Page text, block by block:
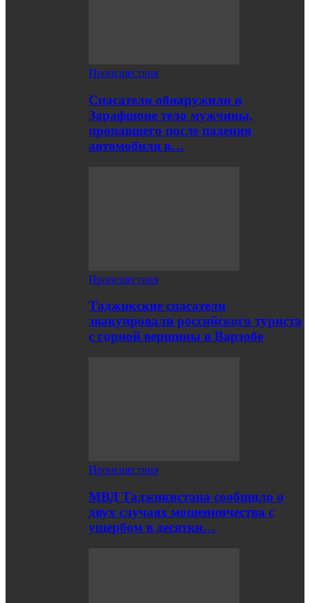
Происшествия
Спасатели обнаружили в
Зарафшоне тело мужчины,
пропавшего после падения
автомобиля в…
Происшествия
Таджикские спасатели
эвакуировали российского туриста
с горной вершины в Варзобе
Происшествия
МВД Таджикистана сообщило о
двух случаях мошенничества с
ущербом в десятки…